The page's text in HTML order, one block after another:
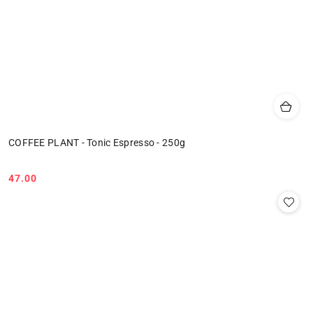
COFFEE PLANT - Tonic Espresso - 250g
Cena:
47.00